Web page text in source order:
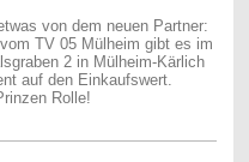
von dem neuen Partner:
TV 05 Mülheim gibt es im
2 in Mülheim-Kärlich
auf den Einkaufswert.
Rolle!